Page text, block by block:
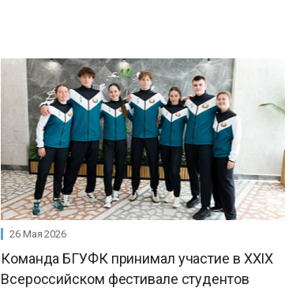
26 Мая 2026
Команда БГУФК принимал участие в XХIX
Всероссийском фестивале студентов